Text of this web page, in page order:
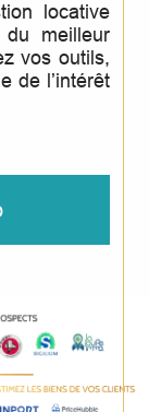
locative
meilleur
vos outils,
de l’intérêt